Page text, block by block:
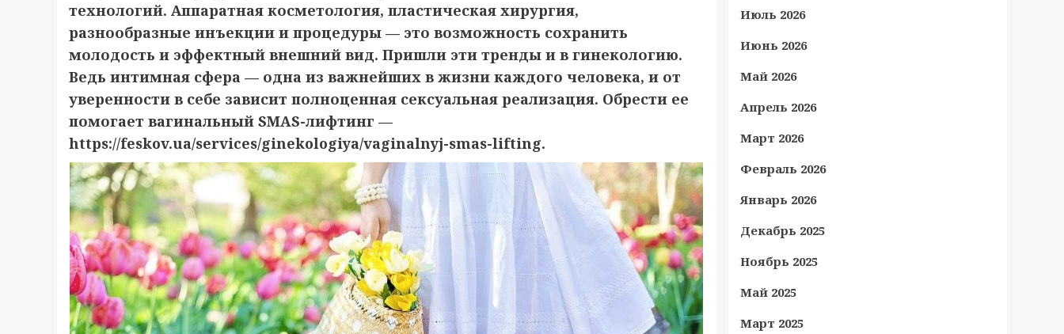
технологий. Аппаратная косметология, пластическая хирургия,
разнообразные инъекции и процедуры — это возможность сохранить
молодость и эффектный внешний вид. Пришли эти тренды и в гинекологию.
Ведь интимная сфера — одна из важнейших в жизни каждого человека, и от
уверенности в себе зависит полноценная сексуальная реализация. Обрести ее
помогает вагинальный SMAS-лифтинг —
https://feskov.ua/services/ginekologiya/vaginalnyj-smas-lifting.
Июль 2026
Июнь 2026
Май 2026
Апрель 2026
Март 2026
Февраль 2026
Январь 2026
Декабрь 2025
Ноябрь 2025
Май 2025
Март 2025